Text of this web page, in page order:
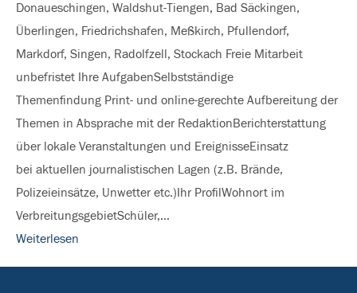
(m/w/d)
für
den
Donaueschingen, Waldshut-Tiengen, Bad Säckingen,
Überlingen, Friedrichshafen, Meßkirch, Pfullendorf,
Markdorf, Singen, Radolfzell, Stockach Freie Mitarbeit
unbefristet Ihre AufgabenSelbstständige
Themenfindung Print- und online-gerechte Aufbereitung der
Themen in Absprache mit der RedaktionBerichterstattung
über lokale Veranstaltungen und EreignisseEinsatz
bei aktuellen journalistischen Lagen (z.B. Brände,
Polizeieinsätze, Unwetter etc.)Ihr ProfilWohnort im
VerbreitungsgebietSchüler,…
Weiterlesen